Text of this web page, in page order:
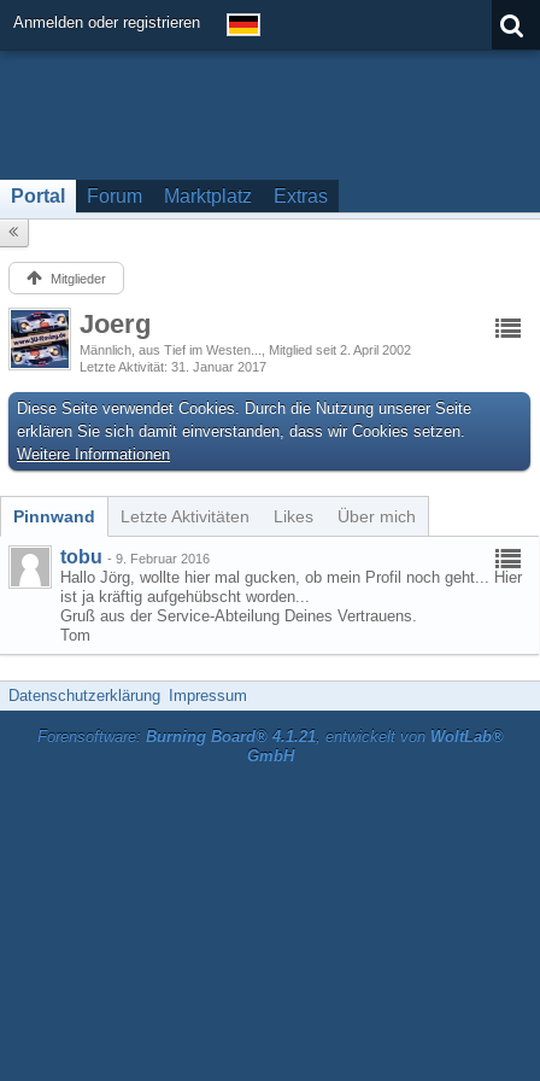
Anmelden oder registrieren
Portal Forum Marktplatz Extras
Mitglieder
Joerg
Männlich aus Tief im Westen...
Mitglied seit 2. April 2002
Letzte Aktivität 31. Januar 2017
Diese Seite verwendet Cookies. Durch die Nutzung unserer Seite
erklären Sie sich damit einverstanden, dass wir Cookies setzen.
Weitere Informationen
Pinnwand Letzte Aktivitäten Likes Über mich
tobu - 9. Februar 2016
Hallo Jörg, wollte hier mal gucken, ob mein Profil noch geht... Hier
ist ja kräftig aufgehübscht worden...
Gruß aus der Service-Abteilung Deines Vertrauens.
Tom
Datenschutzerklärung Impressum
Forensoftware: Burning Board® 4.1.21, entwickelt von WoltLab®
GmbH